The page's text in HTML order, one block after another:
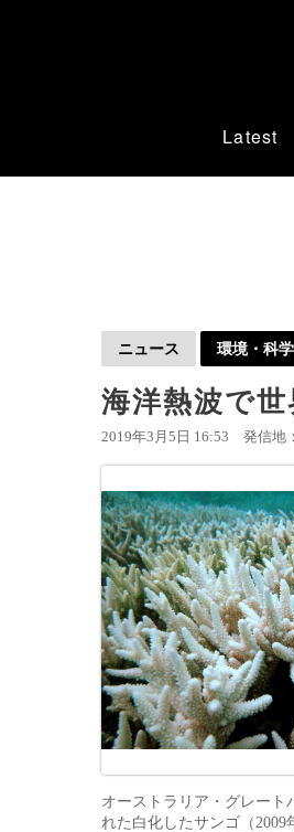
Latest
ニュース 環境・科学
海洋熱波で
2019年3月5日 16:53 発信地
オーストラリア・グレート
れた白化したサンゴ（2009